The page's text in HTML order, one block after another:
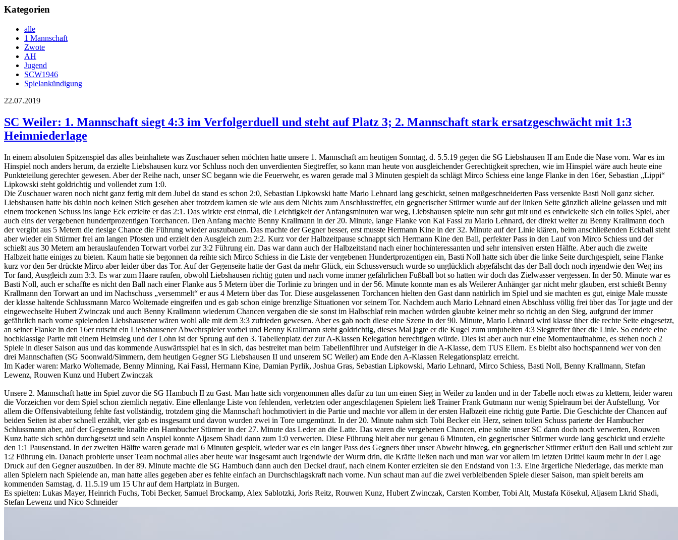
Kategorien
alle
1 Mannschaft
Zwote
AH
Jugend
SCW1946
Spielankündigung
22.07.2019
SC Weiler: 1. Mannschaft siegt 4:3 im Verfolgerduell und steht auf Platz 3; 2. Mannschaft stark ersatzgeschwächt mit 1:3
Heimniederlage
In einem absoluten Spitzenspiel das alles beinhaltete was Zuschauer sehen möchten hatte unsere 1. Mannschaft am heutigen Sonntag, d. 5.5.19 gegen die SG Liebshausen II am Ende die Nase vorn. War es im
Hinspiel noch anders herum, da erzielte Liebshausen kurz vor Schluss noch den unverdienten Siegtreffer, so kann man heute von ausgleichender Gerechtigkeit sprechen, wie im Hinspiel wäre auch heute eine
Punkteteilung gerechter gewesen. Aber der Reihe nach, unser SC begann wie die Feuerwehr, es waren gerade mal 3 Minuten gespielt da schlägt Mirco Schiess eine lange Flanke in den 16er, Sebastian „Lippi“
Lipkowski steht goldrichtig und vollendet zum 1:0.
Die Zuschauer waren noch nicht ganz fertig mit dem Jubel da stand es schon 2:0, Sebastian Lipkowski hatte Mario Lehnard lang geschickt, seinen maßgeschneiderten Pass versenkte Basti Noll ganz sicher.
Liebshausen hatte bis dahin noch keinen Stich gesehen aber trotzdem kamen sie wie aus dem Nichts zum Anschlusstreffer, ein gegnerischer Stürmer wurde auf der linken Seite gänzlich alleine gelassen und mit
einem trockenen Schuss ins lange Eck erzielte er das 2:1. Das wirkte erst einmal, die Leichtigkeit der Anfangsminuten war weg, Liebshausen spielte nun sehr gut mit und es entwickelte sich ein tolles Spiel, aber
auch eins der vergebenen hundertprozentigen Torchancen. Den Anfang machte Benny Krallmann in der 20. Minute, lange Flanke von Kai Fassl zu Mario Lehnard, der direkt weiter zu Benny Krallmann doch
der vergibt aus 5 Metern die riesige Chance die Führung wieder auszubauen. Das machte der Gegner besser, erst musste Hermann Kine in der 32. Minute auf der Linie klären, beim anschließenden Eckball steht
aber wieder ein Stürmer frei am langen Pfosten und erzielt den Ausgleich zum 2:2. Kurz vor der Halbzeitpause schnappt sich Hermann Kine den Ball, perfekter Pass in den Lauf von Mirco Schiess und der
schießt aus 30 Metern am herauslaufenden Torwart vorbei zur 3:2 Führung ein. Das war dann auch der Halbzeitstand nach einer hochinteressanten und sehr intensiven ersten Hälfte. Aber auch die zweite
Halbzeit hatte einiges zu bieten. Kaum hatte sie begonnen da reihte sich Mirco Schiess in die Liste der vergebenen Hundertprozentigen ein, Basti Noll hatte sich über die linke Seite durchgespielt, seine Flanke
kurz vor den 5er drückte Mirco aber leider über das Tor. Auf der Gegenseite hatte der Gast da mehr Glück, ein Schussversuch wurde so unglücklich abgefälscht das der Ball doch noch irgendwie den Weg ins
Tor fand, Ausgleich zum 3:3. Es war zum Haare raufen, obwohl Liebshausen richtig guten und nach vorne immer gefährlichen Fußball bot so hatten wir doch das Zielwasser vergessen. In der 50. Minute war es
Basti Noll, auch er schaffte es nicht den Ball nach einer Flanke aus 5 Metern über die Torlinie zu bringen und in der 56. Minute konnte man es als Weilerer Anhänger gar nicht mehr glauben, erst schießt Benny
Krallmann den Torwart an und im Nachschuss „versemmelt“ er aus 4 Metern über das Tor. Diese ausgelassenen Torchancen hielten den Gast dann natürlich im Spiel und sie machten es gut, einige Male musste
der klasse haltende Schlussmann Marco Woltemade eingreifen und es gab schon einige brenzlige Situationen vor seinem Tor. Nachdem auch Mario Lehnard einen Abschluss völlig frei über das Tor jagte und der
eingewechselte Hubert Zwinczak und auch Benny Krallmann wiederum Chancen vergaben die sie sonst im Halbschlaf rein machen würden glaubte keiner mehr so richtig an den Sieg, aufgrund der immer
gefährlich nach vorne spielenden Liebshausener wären wohl alle mit dem 3:3 zufrieden gewesen. Aber es gab noch diese eine Szene in der 90. Minute, Mario Lehnard wird klasse über die rechte Seite eingesetzt,
an seiner Flanke in den 16er rutscht ein Liebshausener Abwehrspieler vorbei und Benny Krallmann steht goldrichtig, dieses Mal jagte er die Kugel zum umjubelten 4:3 Siegtreffer über die Linie. So endete eine
hochklassige Partie mit einem Heimsieg und der Lohn ist der Sprung auf den 3. Tabellenplatz der zur A-Klassen Relegation berechtigen würde. Dies ist aber auch nur eine Momentaufnahme, es stehen noch 2
Spiele in dieser Saison aus und das kommende Auswärtsspiel hat es in sich, das bestreitet man beim Tabellenführer und Aufsteiger in die A-Klasse, dem TUS Ellern. Es bleibt also hochspannend wer von den
drei Mannschaften (SG Soonwald/Simmern, dem heutigen Gegner SG Liebshausen II und unserem SC Weiler) am Ende den A-Klassen Relegationsplatz erreicht.
Im Kader waren: Marko Woltemade, Benny Minning, Kai Fassl, Hermann Kine, Damian Pyrlik, Joshua Gras, Sebastian Lipkowski, Mario Lehnard, Mirco Schiess, Basti Noll, Benny Krallmann, Stefan
Lewenz, Rouwen Kunz und Hubert Zwinczak
Unsere 2. Mannschaft hatte im Spiel zuvor die SG Hambuch II zu Gast. Man hatte sich vorgenommen alles dafür zu tun um einen Sieg in Weiler zu landen und in der Tabelle noch etwas zu klettern, leider waren
die Vorzeichen vor dem Spiel schon ziemlich negativ. Eine ellenlange Liste von fehlenden, verletzten oder angeschlagenen Spielern ließ Trainer Frank Gutmann nur wenig Spielraum bei der Aufstellung. Vor
allem die Offensivabteilung fehlte fast vollständig, trotzdem ging die Mannschaft hochmotiviert in die Partie und machte vor allem in der ersten Halbzeit eine richtig gute Partie. Die Geschichte der Chancen auf
beiden Seiten ist aber schnell erzählt, vier gab es insgesamt und davon wurden zwei in Tore umgemünzt. In der 20. Minute nahm sich Tobi Becker ein Herz, seinen tollen Schuss parierte der Hambucher
Schlussmann aber, auf der Gegenseite knallte ein Hambucher Stürmer in der 27. Minute das Leder an die Latte. Das waren die vergebenen Chancen, eine sollte unser SC dann doch noch verwerten, Rouwen
Kunz hatte sich schön durchgesetzt und sein Anspiel konnte Aljasem Shadi dann zum 1:0 verwerten. Diese Führung hielt aber nur genau 6 Minuten, ein gegnerischer Stürmer wurde lang geschickt und erzielte
den 1:1 Pausenstand. In der zweiten Hälfte waren gerade mal 6 Minuten gespielt, wieder war es ein langer Pass des Gegners über unser Abwehr hinweg, ein gegnerischer Stürmer erläuft den Ball und schiebt zur
1:2 Führung ein. Danach probierte unser Team nochmal alles aber heute war insgesamt auch irgendwie der Wurm drin, die Kräfte ließen nach und man war vor allem im letzten Drittel kaum mehr in der Lage
Druck auf den Gegner auszuüben. In der 89. Minute machte die SG Hambuch dann auch den Deckel drauf, nach einem Konter erzielten sie den Endstand von 1:3. Eine ärgerliche Niederlage, das merkte man
allen Spielern nach Spielende an, man hatte alles gegeben aber es fehlte einfach an Durchschlagskraft nach vorne. Nun schaut man auf die zwei verbleibenden Spiele dieser Saison, man spielt bereits am
kommenden Samstag, d. 11.5.19 um 15 Uhr auf dem Hartplatz in Burgen.
Es spielten: Lukas Mayer, Heinrich Fuchs, Tobi Becker, Samuel Brockamp, Alex Sablotzki, Joris Reitz, Rouwen Kunz, Hubert Zwinczak, Carsten Komber, Tobi Alt, Mustafa Kösekul, Aljasem Lkrid Shadi,
Stefan Lewenz und Nico Schneider